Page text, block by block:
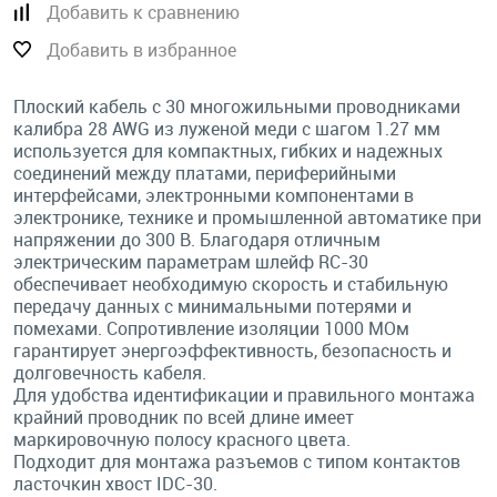
Добавить к сравнению
Добавить в избранное
Плоский кабель с 30 многожильными проводниками
калибра 28 AWG из луженой меди с шагом 1.27 мм
используется для компактных, гибких и надежных
соединений между платами, периферийными
интерфейсами, электронными компонентами в
электронике, технике и промышленной автоматике при
напряжении до 300 В. Благодаря отличным
электрическим параметрам шлейф RC-30
обеспечивает необходимую скорость и стабильную
передачу данных с минимальными потерями и
помехами. Сопротивление изоляции 1000 МОм
гарантирует энергоэффективность, безопасность и
долговечность кабеля.
Для удобства идентификации и правильного монтажа
крайний проводник по всей длине имеет
маркировочную полосу красного цвета.
Подходит для монтажа разъемов с типом контактов
ласточкин хвост IDC-30.